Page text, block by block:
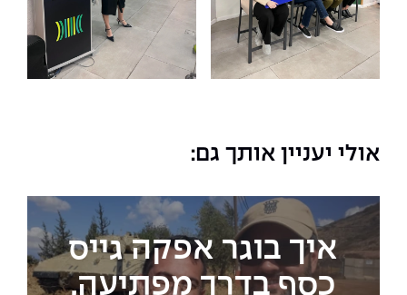
אולי יעניין אותך גם:
איך בוגר אפקה גייס
כסף בדרך מפתיעה,